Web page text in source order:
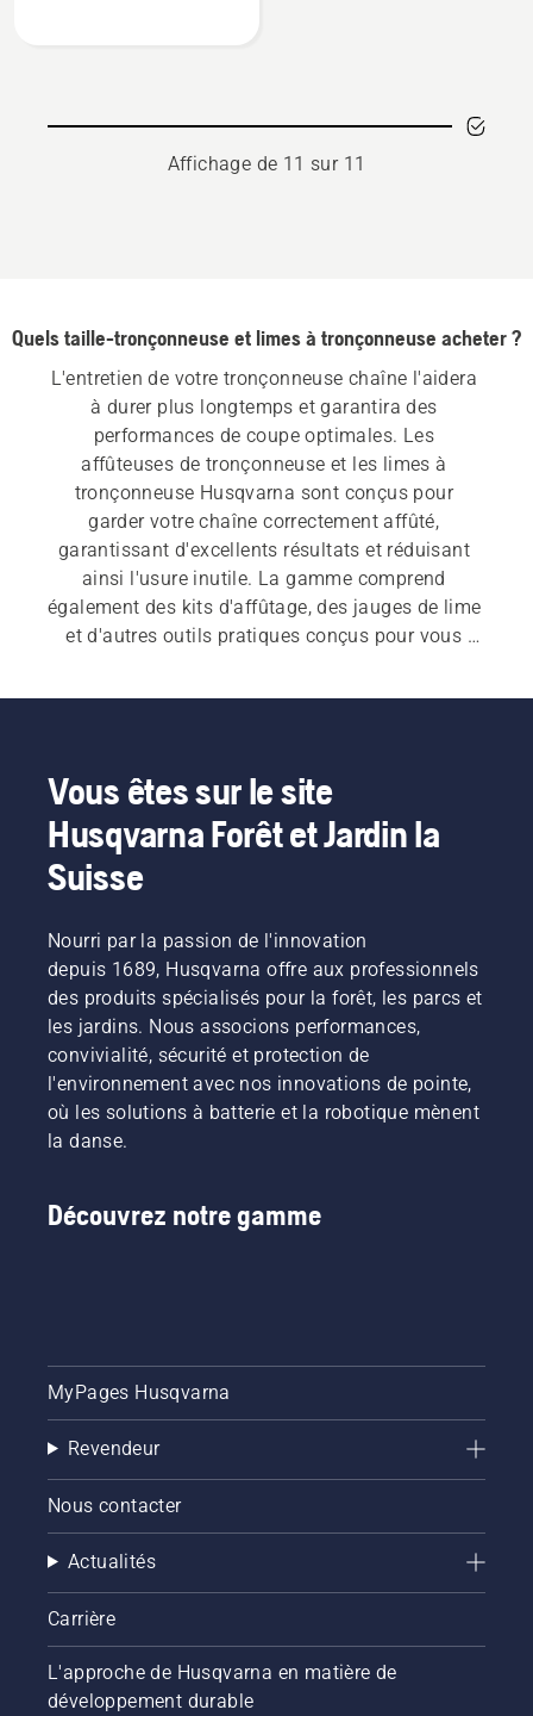
Affichage de 11 sur 11
Quels taille-tronçonneuse et limes à tronçonneuse acheter ?
L'entretien de votre tronçonneuse chaîne l'aidera
à durer plus longtemps et garantira des
performances de coupe optimales. Les
affûteuses de tronçonneuse et les limes à
tronçonneuse Husqvarna sont conçus pour
garder votre chaîne correctement affûté,
garantissant d'excellents résultats et réduisant
ainsi l'usure inutile. La gamme comprend
également des kits d'affûtage, des jauges de lime
et d'autres outils pratiques conçus pour vous
Vous êtes sur le site
Husqvarna Forêt et Jardin la
Suisse
Nourri par la passion de l'innovation
depuis 1689, Husqvarna offre aux professionnels
des produits spécialisés pour la forêt, les parcs et
les jardins. Nous associons performances,
convivialité, sécurité et protection de
l'environnement avec nos innovations de pointe,
où les solutions à batterie et la robotique mènent
la danse.
Découvrez notre gamme
MyPages Husqvarna
Revendeur
Nous contacter
Actualités
Carrière
L'approche de Husqvarna en matière de
développement durable